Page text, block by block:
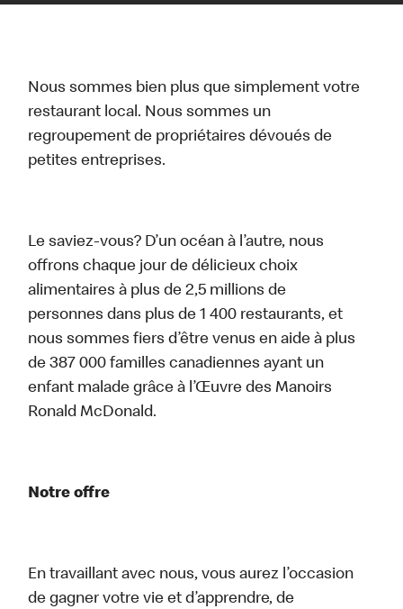
Nous sommes bien plus que simplement votre
restaurant local. Nous sommes un
regroupement de propriétaires dévoués de
petites entreprises.
Le saviez-vous? D’un océan à l’autre, nous
offrons chaque jour de délicieux choix
alimentaires à plus de 2,5 millions de
personnes dans plus de 1 400 restaurants, et
nous sommes fiers d’être venus en aide à plus
de 387 000 familles canadiennes ayant un
enfant malade grâce à l’Œuvre des Manoirs
Ronald McDonald.
Notre offre
En travaillant avec nous, vous aurez l’occasion
de gagner votre vie et d’apprendre, de